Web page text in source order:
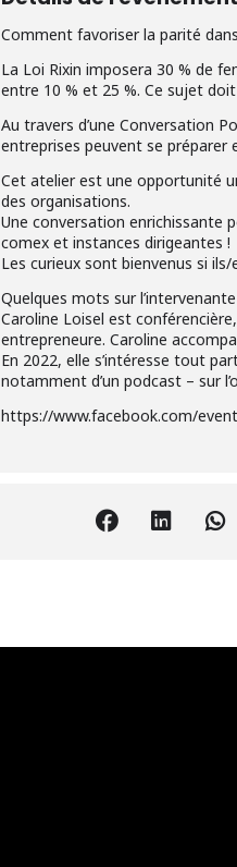
Comment favoriser la parité
La Loi Rixin imposera 30 % de
entre 10 % et 25 %. Ce sujet
Au travers d’une Conversation
entreprises peuvent se préparer
Cet atelier est une opportunité
des organisations.
Une conversation enrichissante
comex et instances dirigeantes !
Les curieux sont bienvenus si
Quelques mots sur
Caroline Loisel est
entrepreneure. Caroline
En 2022, elle s’intéresse tout
notamment d’un podcast – sur
https://www.facebook.com/